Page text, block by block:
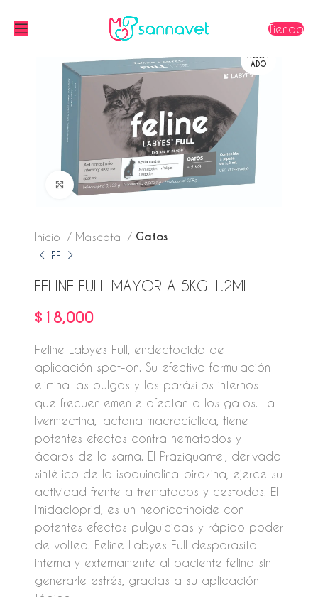
Tienda
AGOT
ADO
Click to enlarge
Inicio Mascota Gatos
FELINE FULL MAYOR A 5KG 1.2ML
$ 18,000
Feline Labyes Full, endectocida de
aplicación spot-on. Su efectiva formulación
elimina las pulgas y los parásitos internos
que frecuentemente afectan a los gatos. La
Ivermectina, lactona macrocíclica, tiene
potentes efectos contra nematodos y
ácaros de la sarna. El Praziquantel, derivado
sintético de la isoquinolina-pirazina, ejerce su
actividad frente a trematodos y cestodos. El
Imidacloprid, es un neonicotinoide con
potentes efectos pulguicidas y rápido poder
de volteo. Feline Labyes Full desparasita
interna y externamente al paciente felino sin
generarle estrés, gracias a su aplicación